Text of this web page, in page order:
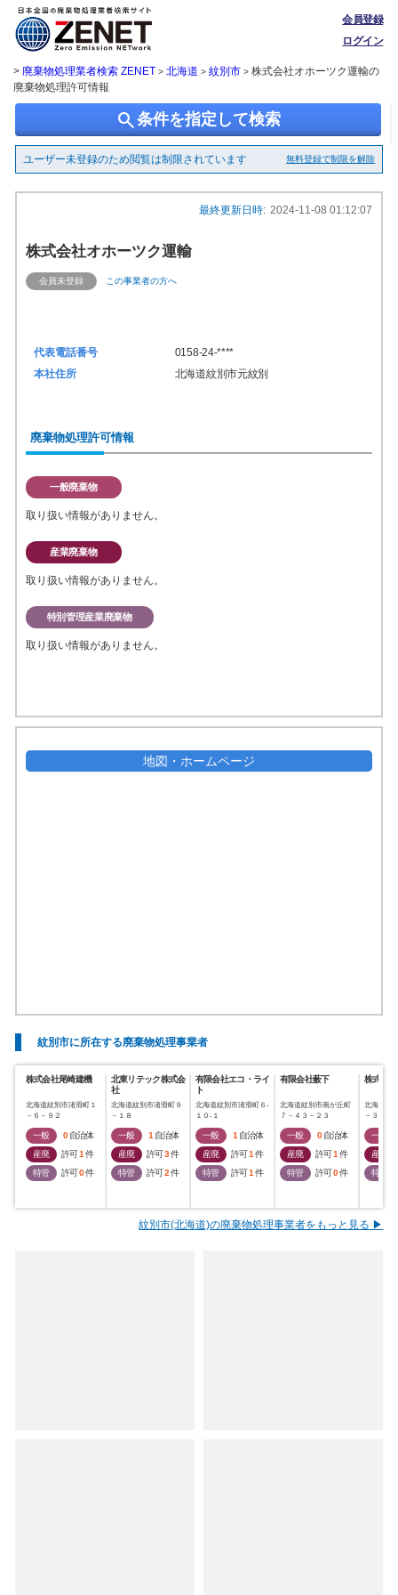
会員登録
ログイン
> 廃棄物処理業者検索 ZENET > 北海道 > 紋別市> 株式会社オホーツク運輸の
廃棄物処理許可情報
search条件を指定して検索
ユーザー未登録のため閲覧は制限されています 無料登録で制限を解除
最終更新日時: 2024-11-08 01:12:07
株式会社オホーツク運輸
会員未登録 この事業者の方へ
代表電話番号
0158-24-****
本社住所
北海道紋別市元紋別
廃棄物処理許可情報
一般廃棄物
取り扱い情報がありません。
産業廃棄物
取り扱い情報がありません。
特別管理産業廃棄物
取り扱い情報がありません。
地図・ホームページ
紋別市に所在する廃棄物処理事業者
株式会社尾崎建機
北海道紋別市渚滑町１
－６－９２
一般 0 自治体
産廃
許可1 件
特管
許可0件
北東リテック株式会
社
北海道紋別市渚滑町９
－１８
一般 1 自治体
産廃
許可3件
特管
許可2 件
有限会社エコ・ライ
ト
北海道紋別市渚滑町６‐
１０‐１
一般 1 自治体
産廃
許可1 件
特管
許可1 件
有限会社薮下
北海道紋別市南が丘町
７－４３－２３
一般 0 自治体
産廃
許可1 件
特管
許可0件
株式会
北海道紋
－３１
一般
産廃
特管
紋別市(北海道)の廃棄物処理事業者をもっと見る ▶